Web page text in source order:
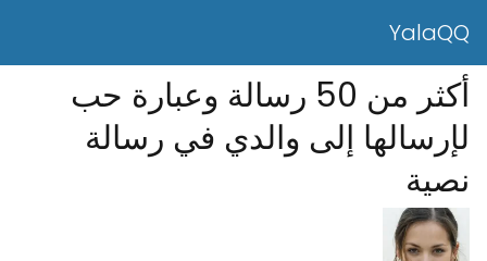
YalaQQ
أكثر من 50 رسالة وعبارة حب
لإرسالها إلى والدي في رسالة
نصية